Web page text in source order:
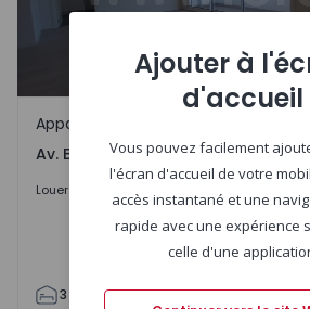
Av. Boavista, Porto
Appartement
Av. Boavista, Porto
Louer 2.300 € /mois
3 2 132 142 2 4
Ajouter à
d'accueil
Vous pouvez facilement
l'écran d'accueil de votre
accès instantané et une
rapide avec une expérience
celle d'une